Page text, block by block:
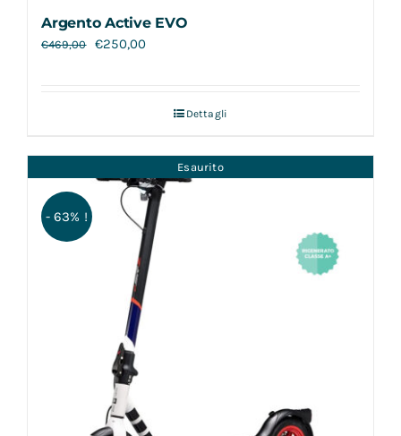
Argento Active EVO
€469,00 €250,00
Dettagli
Esaurito
- 63% !